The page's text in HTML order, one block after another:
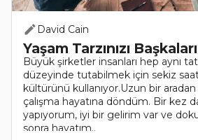
David Cain
Yaşam Tarzınızı
Büyük şirketler insanları hep aynı
düzeyinde tutabilmek için sekiz
kültürünü kullanıyor.Uzun bir
çalışma hayatına döndüm. Bir kez
yapıyorum, iyi bir gelirim var ve
sonra hayatım..